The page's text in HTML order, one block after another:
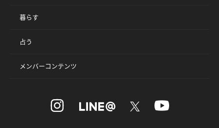
暮らす
占う
メンバーコンテンツ